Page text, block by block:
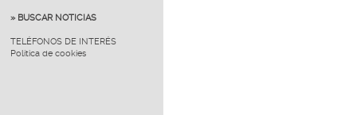
» BUSCAR NOTICIAS
TELÉFONOS DE INTERÉS
Política de cookies